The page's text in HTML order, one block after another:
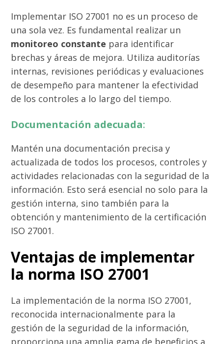
Implementar ISO 27001 no es un proceso de
una sola vez. Es fundamental realizar un
monitoreo constante para identificar
brechas y áreas de mejora. Utiliza auditorías
internas, revisiones periódicas y evaluaciones
de desempeño para mantener la efectividad
de los controles a lo largo del tiempo.
Documentación adecuada:
Mantén una documentación precisa y
actualizada de todos los procesos, controles y
actividades relacionadas con la seguridad de la
información. Esto será esencial no solo para la
gestión interna, sino también para la
obtención y mantenimiento de la certificación
ISO 27001.
Ventajas de implementar
la norma ISO 27001
La implementación de la norma ISO 27001,
reconocida internacionalmente para la
gestión de la seguridad de la información,
proporciona una amplia gama de beneficios a